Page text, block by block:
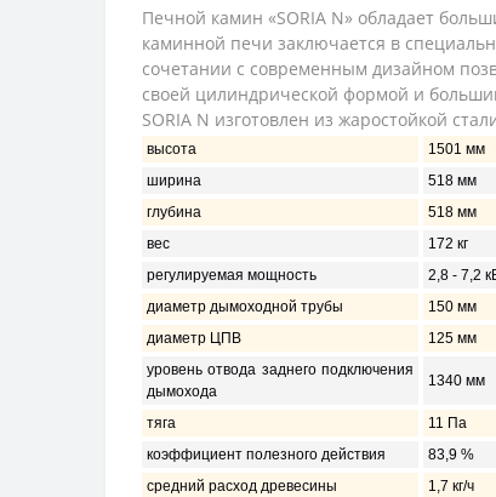
Печной камин «SORIA N» обладает
каминной печи заключается в
сочетании с современным дизайном
своей цилиндрической формой и
SORIA N изготовлен из жаростойкой
высота
1501 мм
ширина
518 мм
глубина
518 мм
вес
172 кг
регулируемая мощность
2,8 - 7,2
диаметр дымоходной трубы
150 мм
диаметр ЦПВ
125 мм
уровень отвода заднего подключения
дымохода
1340 мм
тяга
11 Пa
коэффициент полезного действия
83,9 %
средний расход древесины
1,7 кг/ч